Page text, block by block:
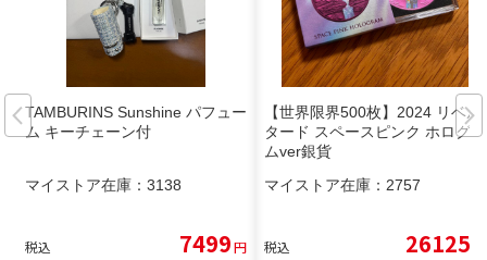
TAMBURINS Sunshine パフュー
ム キーチェーン付
マイストア在庫： 3138
税込 7499円
【世界限界500枚】2024 リベル
タード スペースピンク ホログラ
ムver銀貨
マイストア在庫： 2757
税込 26125